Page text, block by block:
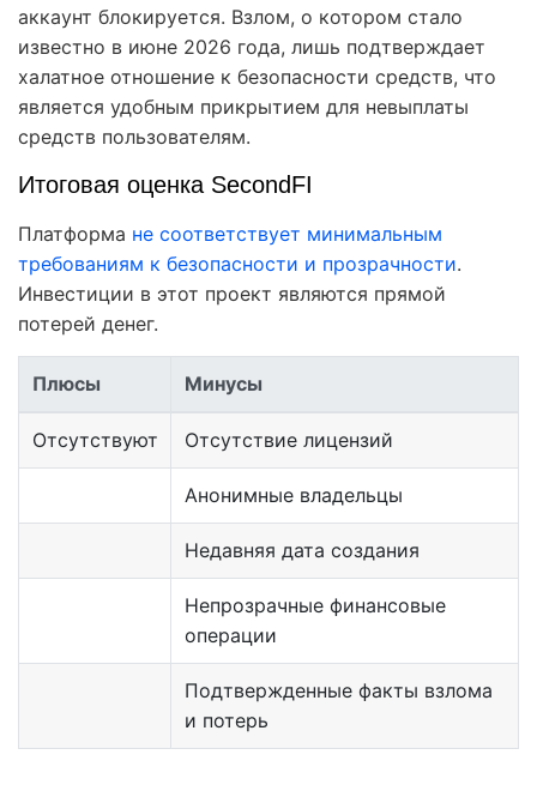
аккаунт блокируется. Взлом, о котором стало
известно в июне 2026 года, лишь подтверждает
халатное отношение к безопасности средств, что
является удобным прикрытием для невыплаты
средств пользователям.
Итоговая оценка SecondFI
Платформа не соответствует минимальным
требованиям к безопасности и прозрачности.
Инвестиции в этот проект являются прямой
потерей денег.
Плюсы Минусы
Отсутствуют Отсутствие лицензий
Анонимные владельцы
Недавняя дата создания
Непрозрачные финансовые
операции
Подтвержденные факты взлома
и потерь